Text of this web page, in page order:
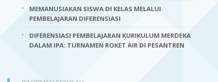
MEMANUSIAKAN SISWA DI KELAS MELALUI
PEMBELAJARAN DIFERENSIASI
DIFERENSIASI PEMBELAJARAN KURIKULUM MERDEKA
DALAM IPA: TURNAMEN ROKET AIR DI PESANTREN